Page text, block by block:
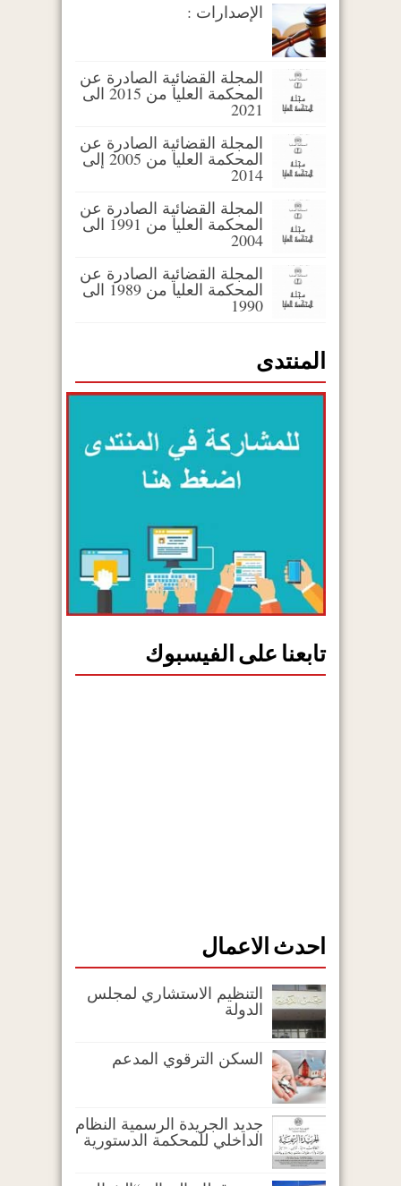
الإصدارات :
المجلة القضائية الصادرة عن
المحكمة العليا من 2015 الى
2021
المجلة القضائية الصادرة عن
المحكمة العليا من 2005 إلى
2014
المجلة القضائية الصادرة عن
المحكمة العليا من 1991 الى
2004
المجلة القضائية الصادرة عن
المحكمة العليا من 1989 الى
1990
المنتدى
تابعنا على الفيسبوك
احدث الاعمال
التنظيم الاستشاري لمجلس
الدولة
السكن الترقوي المدعم
جديد الجريدة الرسمية النظام
الداخلي للمحكمة الدستورية